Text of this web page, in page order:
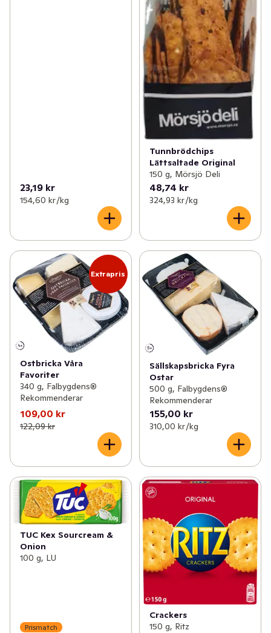
23,19 kr
154,60 kr /kg
Tunnbrödchips
Lättsaltade Original
150 g, Mörsjö Deli
48,74 kr
324,93 kr /kg
Extrapris
Ostbricka Våra
Favoriter
340 g, Falbygdens®
Rekommenderar
109,00 kr
122,09 kr
Sällskapsbricka Fyra
Ostar
500 g, Falbygdens®
Rekommenderar
155,00 kr
310,00 kr /kg
TUC Kex Sourcream &
Onion
100 g, LU
Prismatch
Crackers
150 g, Ritz